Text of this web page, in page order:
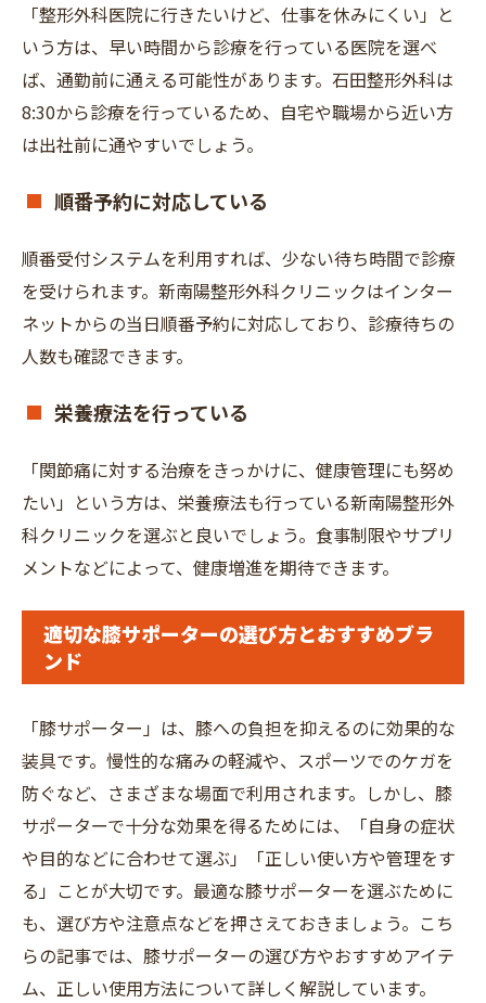
「整形外科医院に行きたいけど、仕事を休みにくい」と
いう方は、早い時間から診療を行っている医院を選べ
ば、通勤前に通える可能性があります。石田整形外科は
8:30から診療を行っているため、自宅や職場から近い方
は出社前に通やすいでしょう。
順番予約に対応している
順番受付システムを利用すれば、少ない待ち時間で診療
を受けられます。新南陽整形外科クリニックはインター
ネットからの当日順番予約に対応しており、診療待ちの
人数も確認できます。
栄養療法を行っている
「関節痛に対する治療をきっかけに、健康管理にも努め
たい」という方は、栄養療法も行っている新南陽整形外
科クリニックを選ぶと良いでしょう。食事制限やサプリ
メントなどによって、健康増進を期待できます。
適切な膝サポーターの選び方とおすすめブラ
ンド
「膝サポーター」は、膝への負担を抑えるのに効果的な
装具です。慢性的な痛みの軽減や、スポーツでのケガを
防ぐなど、さまざまな場面で利用されます。しかし、膝
サポーターで十分な効果を得るためには、「自身の症状
や目的などに合わせて選ぶ」「正しい使い方や管理をす
る」ことが大切です。最適な膝サポーターを選ぶために
も、選び方や注意点などを押さえておきましょう。こち
らの記事では、膝サポーターの選び方やおすすめアイテ
ム、正しい使用方法について詳しく解説しています。